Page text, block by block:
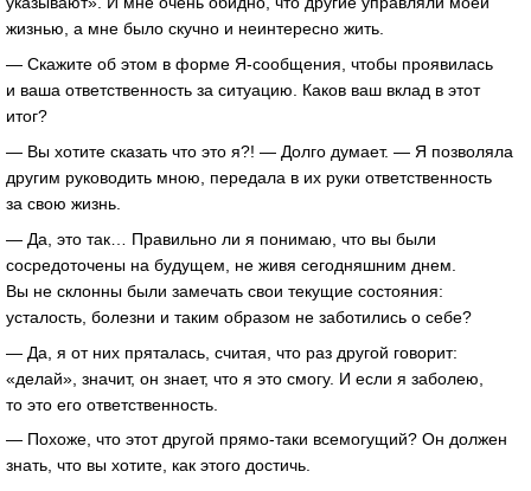
жизнью, а мне было скучно и неинтересно жить.
— Скажите об этом в форме Я-сообщения, чтобы проявилась
и ваша ответственность за ситуацию. Каков ваш вклад в этот
итог?
— Вы хотите сказать что это я?! — Долго думает. — Я позволяла
другим руководить мною, передала в их руки ответственность
за свою жизнь.
— Да, это так… Правильно ли я понимаю, что вы были
сосредоточены на будущем, не живя сегодняшним днем.
Вы не склонны были замечать свои текущие состояния:
усталость, болезни и таким образом не заботились о себе?
— Да, я от них пряталась, считая, что раз другой говорит:
«делай», значит, он знает, что я это смогу. И если я заболею,
то это его ответственность.
— Похоже, что этот другой прямо-таки всемогущий? Он должен
знать, что вы хотите, как этого достичь.